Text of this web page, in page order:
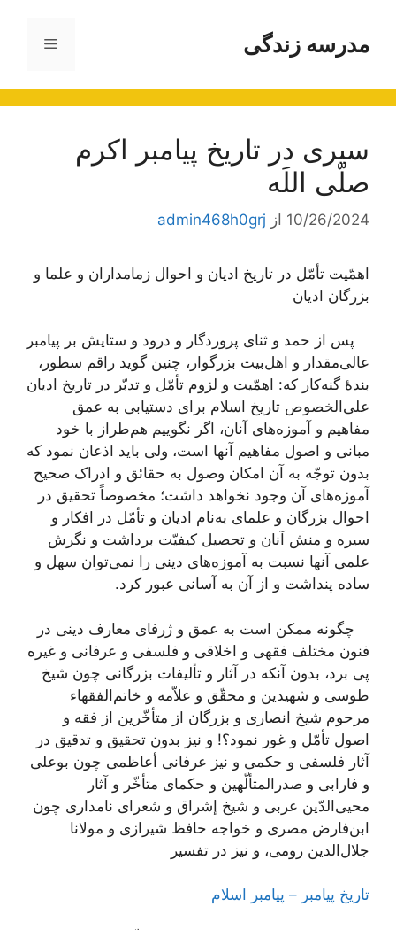
محتوامدرسه زندگی فهرست
سیری در تاریخ پیامبر اکرم
صلّی اللَه
10/26/2024 از admin468h0grj
اهمّیت تأمّل در تاریخ ادیان و احوال زمامداران و علما و
بزرگان ادیان
پس از حمد و ثنای پروردگار و درود و ستایش بر پیامبر
عالی‌مقدار و اهل‌بیت بزرگوار، چنین گوید راقم سطور،
بندۀ گنه‌کار که: اهمّیت و لزوم تأمّل و تدبّر در تاریخ ادیان
علی‌الخصوص تاریخ اسلام برای دستیابی به عمق
مفاهیم و آموزه‌های آنان، اگر نگوییم هم‌طراز با خود
مبانی و اصول مفاهیم آنها است، ولی باید اذعان نمود که
بدون توجّه به آن امکان وصول به حقائق و ادراک صحیح
آموزه‌های آن وجود نخواهد داشت؛ مخصوصاً تحقیق در
احوال بزرگان و علمای به‌نام ادیان و تأمّل در افکار و
سیره و منش آنان و تحصیل کیفیّت برداشت و نگرش
علمی آنها نسبت به آموزه‌های دینی را نمی‌توان سهل و
ساده پنداشت و از آن به آسانی عبور کرد.
چگونه ممکن است به عمق و ژرفای معارف دینی در
فنون مختلف فقهی و اخلاقی و فلسفی و عرفانی و غیره
پی برد، بدون آنکه در آثار و تألیفات بزرگانی چون شیخ
طوسی و شهیدین و محقّق و علاّمه و خاتم‌الفقهاء
مرحوم شیخ انصاری و بزرگان از متأخّرین از فقه و
اصول تأمّل و غور نمود؟! و نیز بدون تحقیق و تدقیق در
آثار فلسفی و حکمی و نیز عرفانی أعاظمی چون بوعلی
و فارابی و صدرالمتألّهین و حکمای متأخّر و آثار
محیی‌الدّین عربی و شیخ إشراق و شعرای نامداری چون
ابن‌فارض مصری و خواجه حافظ شیرازی و مولانا
جلال‌الدین رومی، و نیز در تفسیر
تاریخ پیامبر – پیامبر اسلام